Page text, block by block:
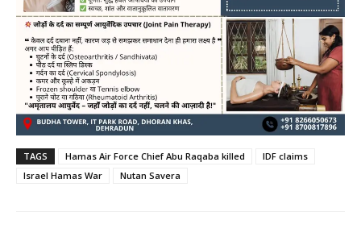
TAGS Hamas Air Force Chief Abu Raqaba killed
IDF claims
Israel Hamas War
Nutan Savera